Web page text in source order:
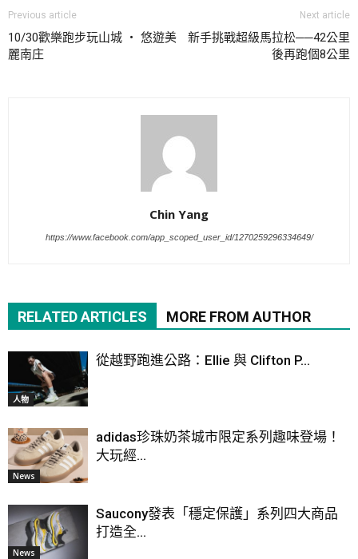
Previous article
10/30歡樂跑步玩山城 ‧ 悠遊美
麗南庄
Next article
新手挑戰超級馬拉松──42公里
後再跑個8公里
Chin Yang
https://www.facebook.com/app_scoped_user_id/1270259296334649/
RELATED ARTICLES MORE FROM AUTHOR
人物
從越野跑進公路：Ellie 與 Clifton P...
News
adidas珍珠奶茶城市限定系列趣味登場！
大玩經...
News
Saucony發表「穩定保護」系列四大商品
打造全...